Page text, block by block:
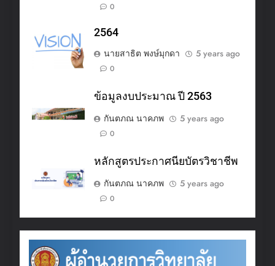
0
2564
นายสาธิต พงษ์มุกดา
5 years ago
0
ข้อมูลงบประมาณ ปี 2563
กันตภณ นาคภพ
5 years ago
0
หลักสูตรประกาศนียบัตรวิชาชีพ
กันตภณ นาคภพ
5 years ago
0